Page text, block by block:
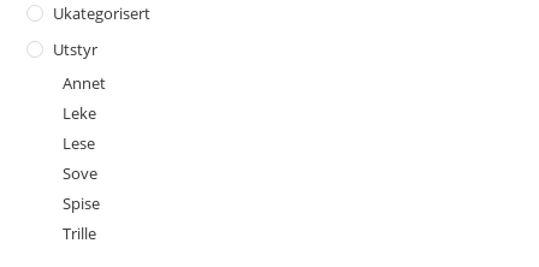
Ukategorisert
Utstyr
Annet
Leke
Lese
Sove
Spise
Trille